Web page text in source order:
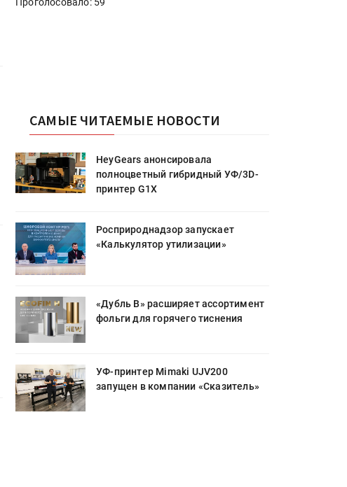
САМЫЕ ЧИТАЕМЫЕ НОВОСТИ
HeyGears анонсировала
полноцветный гибридный УФ/3D-
принтер G1X
Росприроднадзор запускает
«Калькулятор утилизации»
«Дубль В» расширяет ассортимент
фольги для горячего тиснения
УФ-принтер Mimaki UJV200
запущен в компании «Сказитель»